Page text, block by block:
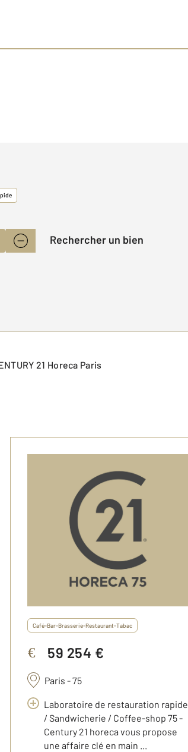
Rechercher un bien
21 Horeca Paris
Café-Bar-Brasserie-Restaurant-Tabac
€ 59 254 €
Paris - 75
Laboratoire de restauration rapide
/ Sandwicherie / Coffee-shop 75 -
Century 21 horeca vous propose
une affaire clé en main ...